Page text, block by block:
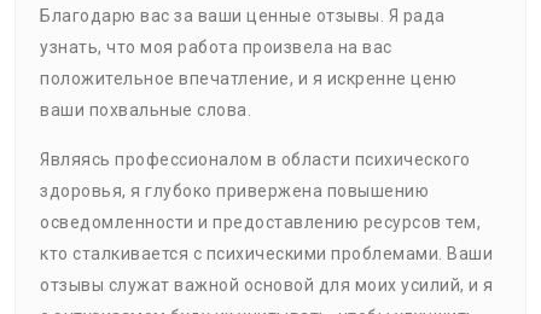
Благодарю вас за ваши ценные отзывы. Я рада
узнать, что моя работа произвела на вас
положительное впечатление, и я искренне ценю
ваши похвальные слова.
Являясь профессионалом в области психического
здоровья, я глубоко привержена повышению
осведомленности и предоставлению ресурсов тем,
кто сталкивается с психическими проблемами. Ваши
отзывы служат важной основой для моих усилий, и я